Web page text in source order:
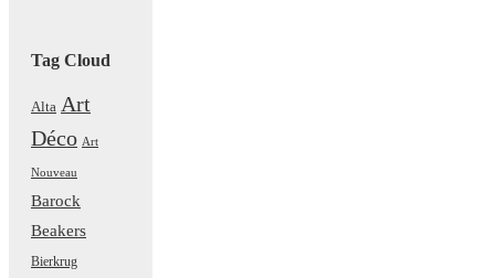
Tag Cloud
Alta Art
Déco Art
Nouveau
Barock
Beakers
Bierkrug